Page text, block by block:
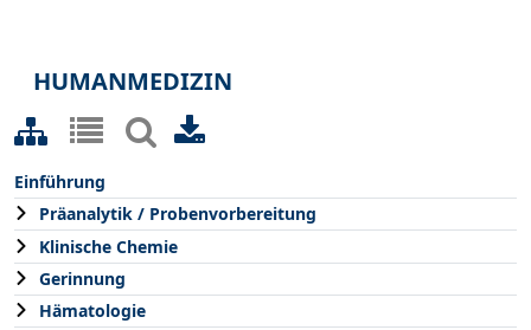
HUMANMEDIZIN
Einführung
Präanalytik / Probenvorbereitung
Klinische Chemie
Gerinnung
Hämatologie